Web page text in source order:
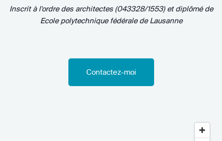
Inscrit à l'ordre des architectes (043328/1553) et diplômé de
Ecole polytechnique fédérale de Lausanne
Contactez-moi